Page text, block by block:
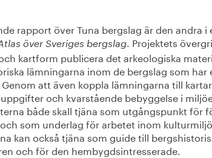
rapport över Tuna bergslag är den andra i
över Sveriges bergslag. Projektets
kartform publicera det arkeologiska
lämningarna inom de bergslag som har
att även koppla lämningarna till
och kvarstående bebyggelse i
både skall tjäna som utgångspunkt för
som underlag för arbetet inom
kan också tjäna som guide till
och för den hembygdsintresserade.